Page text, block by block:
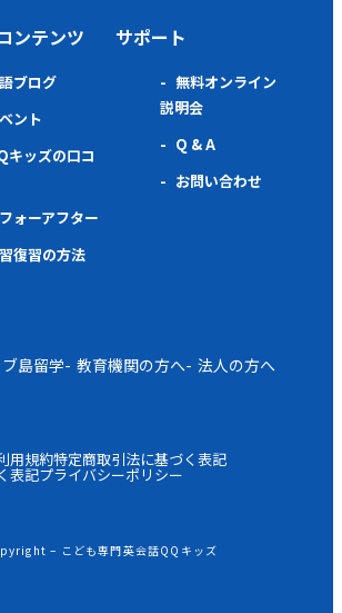
ンテンツ
ブログ
ント
キッズの口コ
ォーアフター
復習の方法
サポート
無料オンライン
説明会
Q & A
お問い合わせ
島留学 教育機関の方へ 法人の方へ
用規約特定商取引法に基づく表記
表記プライバシーポリシー
– こども専門英会話QQキッズ